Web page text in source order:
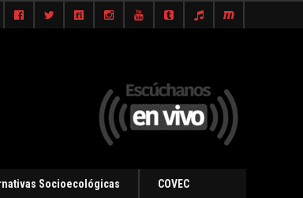
Socioecológicas COVEC